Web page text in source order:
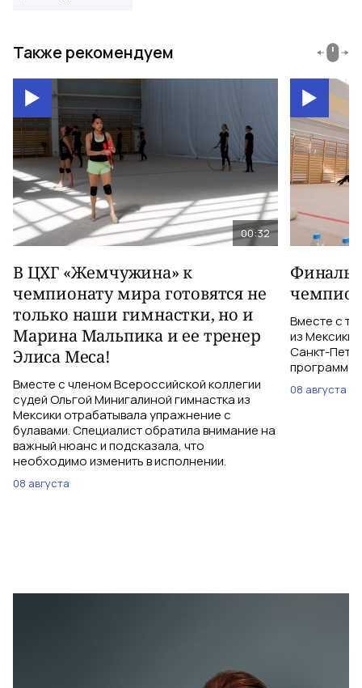
Также рекомендуем
00:32
В ЦХГ «Жемчужина» к
чемпионату мира готовятся не
только наши гимнастки, но и
Марина Мальпика и ее тренер
Элиса Меса!
Вместе с членом Всероссийской коллегии
судей Ольгой Минигалиной гимнастка из
Мексики отрабатывала упражнение с
булавами. Специалист обратила внимание на
важный нюанс и подсказала, что
необходимо изменить в исполнении.
08 августа
Вместе с
из Мексики
Санкт-
программе
08 августа